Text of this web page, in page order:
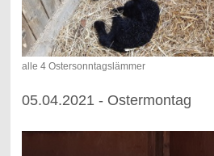
alle 4 Ostersonntagslämmer
05.04.2021 - Ostermontag